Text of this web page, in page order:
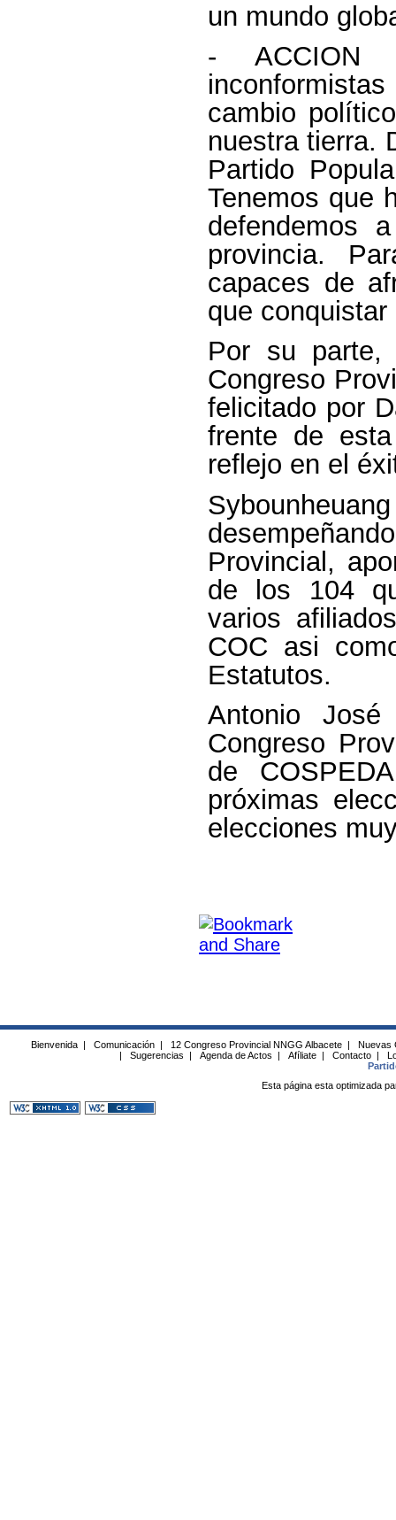
un mundo
- ACCION
cambio
nuestra tierra.
Partido
Tenemos que
defendemos
provincia.
capaces de
que
Por su
Congreso
felicitado por
frente de
reflejo en el
Provincial,
de los 104
varios
COC asi
Estatutos.
Antonio
Congreso
de
próximas
elecciones
Bienvenida | Comunicación | 12 Congreso Provincial NNGG Albacete |
Nuevas
|
Sugerencias | Agenda de Actos | Afíliate | Contacto |
Esta página esta optimizada